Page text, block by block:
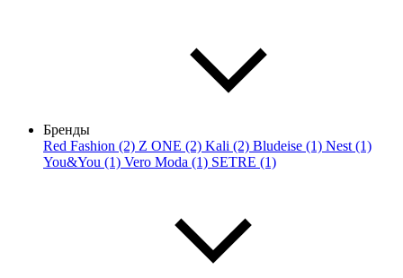
Бренды
Red Fashion (2) Z ONE (2) Kali (2) Bludeise (1) Nest (1)
You&You (1) Vero Moda (1) SETRE (1)